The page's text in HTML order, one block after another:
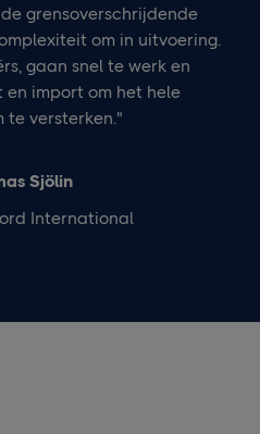
grensoverschrijdende
om in uitvoering.
gaan snel te werk en
import om het hele
te versterken."
Sjölin
International